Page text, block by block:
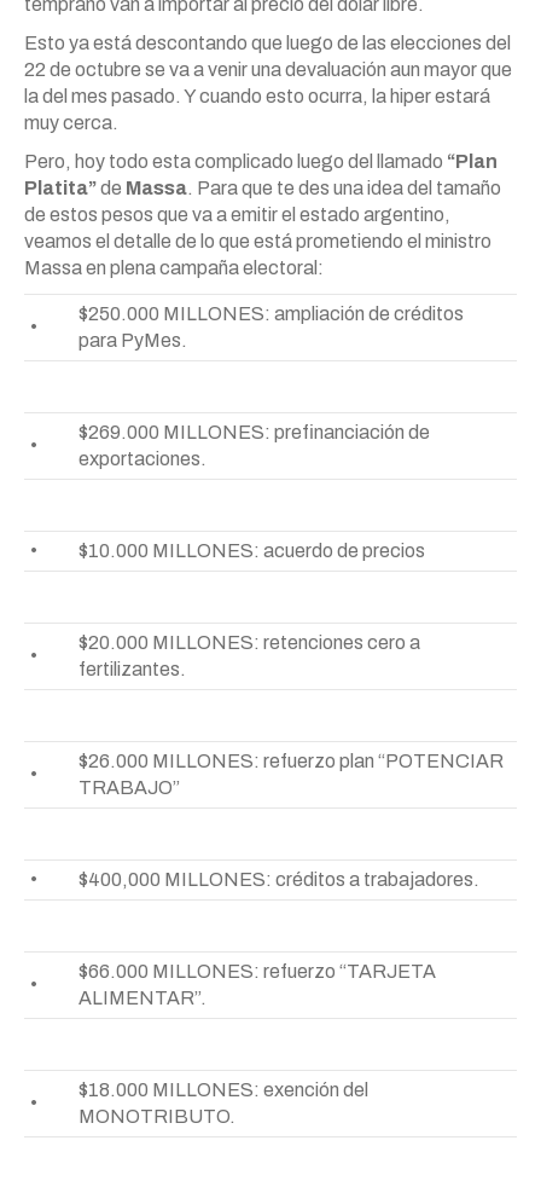
temprano van a importar al precio del dólar libre.
Esto ya está descontando que luego de las elecciones del
22 de octubre se va a venir una devaluación aun mayor que
la del mes pasado. Y cuando esto ocurra, la hiper estará
muy cerca.
Pero, hoy todo esta complicado luego del llamado “Plan
Platita”de Massa. Para que te des una idea del tamaño
de estos pesos que va a emitir el estado argentino,
veamos el detalle de lo que está prometiendo el ministro
Massa en plena campaña electoral:
•
$250.000 MILLONES: ampliación de créditos
para PyMes.
•
$269.000 MILLONES: prefinanciación de
exportaciones.
• $10.000 MILLONES: acuerdo de precios
•
$20.000 MILLONES: retenciones cero a
fertilizantes.
•
$26.000 MILLONES: refuerzo plan “POTENCIAR
TRABAJO”
• $400,000 MILLONES: créditos a trabajadores.
•
$66.000 MILLONES: refuerzo “TARJETA
ALIMENTAR”.
•
$18.000 MILLONES: exención del
MONOTRIBUTO.